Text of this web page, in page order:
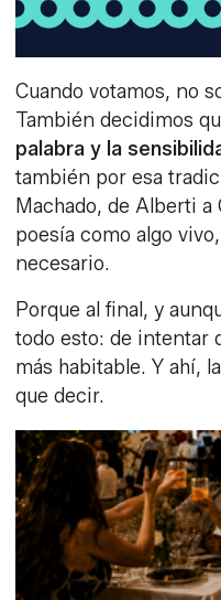
Cuando votamos, no
También decidimos
palabra y la
también por esa
Machado, de Alberti
poesía como algo
necesario.
Porque al final, y
todo esto: de intentar
más habitable. Y ahí,
que decir.